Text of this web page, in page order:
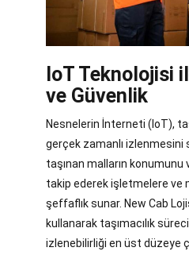
IoT Teknolojisi
ve Güvenlik
Nesnelerin İnterneti (IoT),
gerçek zamanlı izlenmesini
taşınan malların
takip ederek işletmelere ve
şeffaflık sunar. New Cab
kullanarak taşımacılık
izlenebilirliği en üst düzeye